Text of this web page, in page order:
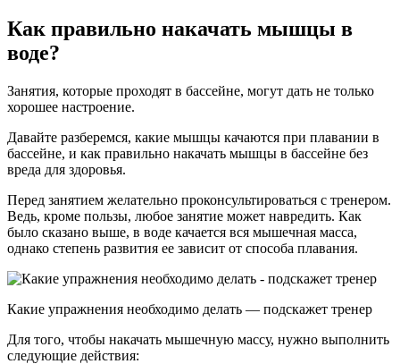
Как правильно накачать мышцы в
воде?
Занятия, которые проходят в бассейне, могут дать не только
хорошее настроение.
Давайте разберемся, какие мышцы качаются при плавании в
бассейне, и как правильно накачать мышцы в бассейне без
вреда для здоровья.
Перед занятием желательно проконсультироваться с тренером.
Ведь, кроме пользы, любое занятие может навредить. Как
было сказано выше, в воде качается вся мышечная масса,
однако степень развития ее зависит от способа плавания.
Какие упражнения необходимо делать — подскажет тренер
Для того, чтобы накачать мышечную массу, нужно выполнить
следующие действия: